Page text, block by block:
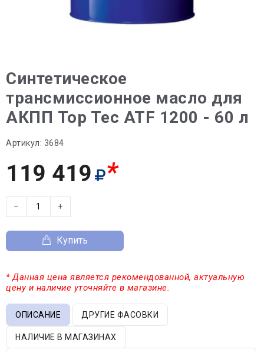
Синтетическое
трансмиссионное масло для
АКПП Top Tec ATF 1200 - 60 л
Артикул: 3684
119 419 *
− +
Купить
* Данная цена является рекомендованной, актуальную
цену и наличие уточняйте в магазине.
ОПИСАНИЕ ДРУГИЕ ФАСОВКИ
НАЛИЧИЕ В МАГАЗИНАХ